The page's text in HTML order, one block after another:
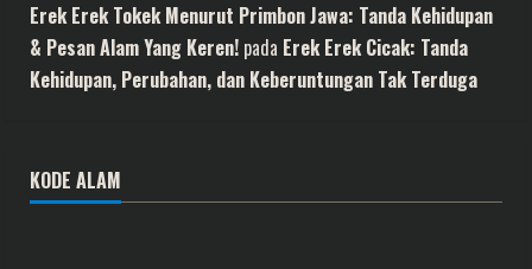
Erek Erek Tokek Menurut Primbon Jawa: Tanda Kehidupan
& Pesan Alam Yang Keren! pada Erek Erek Cicak: Tanda
Kehidupan, Perubahan, dan Keberuntungan Tak Terduga
KODE ALAM